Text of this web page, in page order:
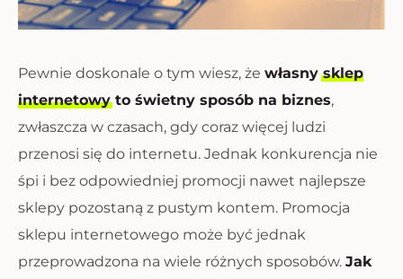
Pewnie doskonale o tym wiesz, że własnysklep
internetowyto świetny sposób na biznes,
zwłaszcza w czasach, gdy coraz więcej ludzi
przenosi się do internetu. Jednak konkurencja nie
śpi i bez odpowiedniej promocji nawet najlepsze
sklepy pozostaną z pustym kontem. Promocja
sklepu internetowego może być jednak
przeprowadzona na wiele różnych sposobów. Jak